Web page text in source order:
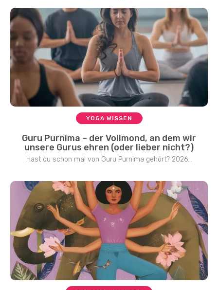
YOGA WISSEN
Guru Purnima – der Vollmond, an dem wir
unsere Gurus ehren (oder lieber nicht?)
Hast du schon mal von Guru Purnima gehört? 2026...